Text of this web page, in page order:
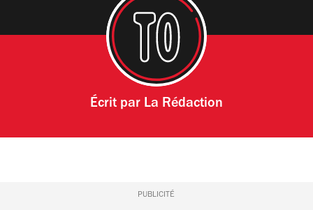
Écrit par La Rédaction
PUBLICITÉ